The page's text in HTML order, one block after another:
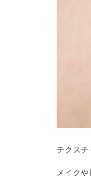
テクス
メイク